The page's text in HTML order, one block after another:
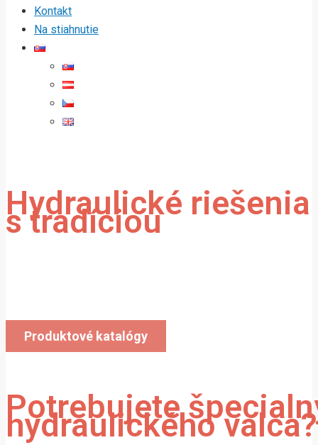
Kontakt
Na stiahnutie
Hydraulické riešenia
s tradíciou
Produktové katalógy
Potrebujete
hydraulického valca?